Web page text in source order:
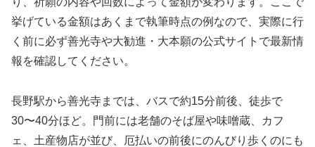
挙げている金額はあくまで執筆時点の例なので、実際に行
く前に必ず善光寺や大勧進・大本願の公式サイトで最新情
報を確認してください。
長野駅から善光寺までは、バスで約15分前後、徒歩で
30〜40分ほど。門前には老舗のそば屋や味噌蔵、カフ
ェ、土産物店が並び、厄払いの前後にのんびり歩くのにも